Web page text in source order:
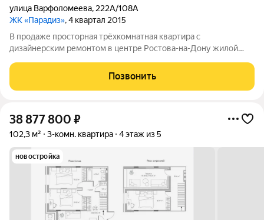
улица Варфоломеева, 222А/108А
ЖК «Парадиз», 4 квартал 2015
В продаже просторная трёхкомнатная квартира с
дизайнерским ремонтом в центре Ростова-на-Дону жилой
Варфоломеева. Закрытый двор, консьерж, видеонаблюдение,
парковка. Две изолированные спальни,
Позвонить
38 877 800 ₽
102,3 м² 3-комн. квартира 4 этаж из 5
новостройка